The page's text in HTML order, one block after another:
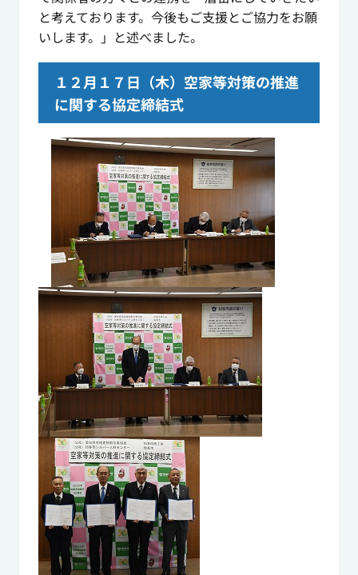
と考えております。今後もご支援とご協力をお願
いします。」と述べました。
１２月１７日（木）空家等対策の推進
に関する協定締結式